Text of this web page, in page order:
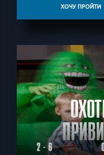
ХОЧУ ПРОЙТИ
2 - 6